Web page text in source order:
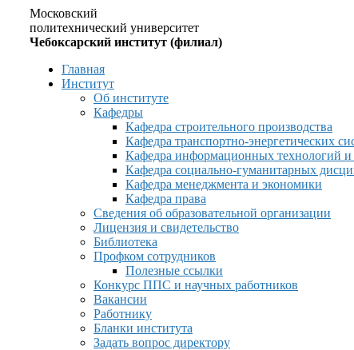
Московский
политехнический университет
Чебоксарский институт (филиал)
Главная
Институт
Об институте
Кафедры
Кафедра строительного производства
Кафедра транспортно-энергетических
Кафедра информационных технологий и
Кафедра социально-гуманитарных
Кафедра менеджмента и экономики
Кафедра права
Сведения об образовательной организации
Лицензия и свидетельство
Библиотека
Профком сотрудников
Полезные ссылки
Конкурс ППС и научных работников
Вакансии
Работнику
Бланки института
Задать вопрос директору